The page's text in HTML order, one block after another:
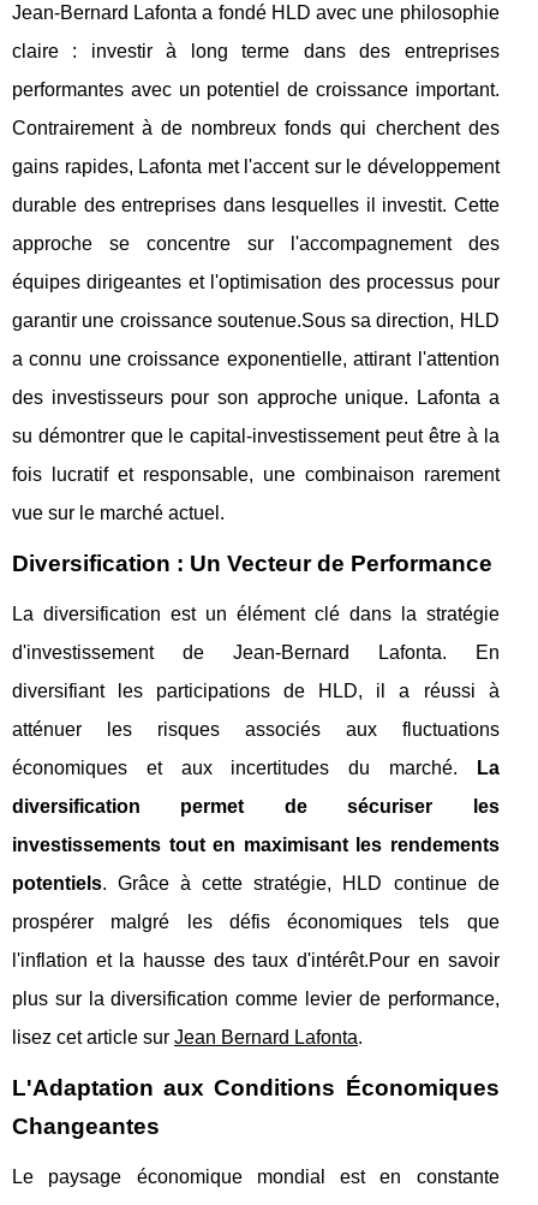
Jean-Bernard Lafonta a fondé HLD avec une philosophie
claire : investir à long terme dans des entreprises
performantes avec un potentiel de croissance important.
Contrairement à de nombreux fonds qui cherchent des
gains rapides, Lafonta met l'accent sur le développement
durable des entreprises dans lesquelles il investit. Cette
approche se concentre sur l'accompagnement des
équipes dirigeantes et l'optimisation des processus pour
garantir une croissance soutenue.Sous sa direction, HLD
a connu une croissance exponentielle, attirant l'attention
des investisseurs pour son approche unique. Lafonta a
su démontrer que le capital-investissement peut être à la
fois lucratif et responsable, une combinaison rarement
vue sur le marché actuel.
Diversification : Un Vecteur de Performance
La diversification est un élément clé dans la stratégie
d'investissement de Jean-Bernard Lafonta. En
diversifiant les participations de HLD, il a réussi à
atténuer les risques associés aux fluctuations
économiques et aux incertitudes du marché.
La
diversification permet de sécuriser les
investissements tout en maximisant les rendements
potentiels. Grâce à cette stratégie, HLD continue de
prospérer malgré les défis économiques tels que
l'inflation et la hausse des taux d'intérêt.Pour en savoir
plus sur la diversification comme levier de performance,
lisez cet article sur Jean Bernard Lafonta.
L'Adaptation aux Conditions Économiques
Changeantes
Le paysage économique mondial est en constante